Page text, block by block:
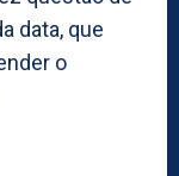
data, que
o